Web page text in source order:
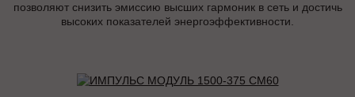
позволяют снизить эмиссию высших гармоник в сеть и достичь
высоких показателей энергоэффективности.